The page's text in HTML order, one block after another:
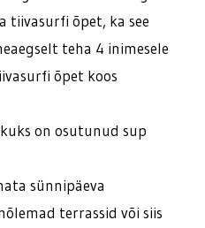
tiivasurfi õpet, ka see
teha 4 inimesele
õpet koos
on osutunud sup
sünnipäeva
terrassid või siis